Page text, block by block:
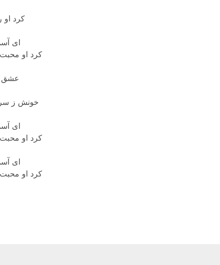
کرد او
ای
کرد او
عشق
خونش ز سر
ای
کرد او
ای
کرد او